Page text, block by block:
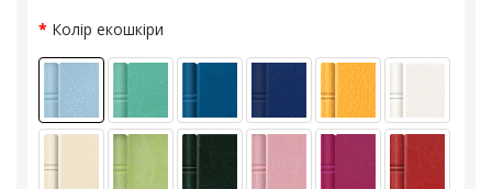
Колір екошкіри